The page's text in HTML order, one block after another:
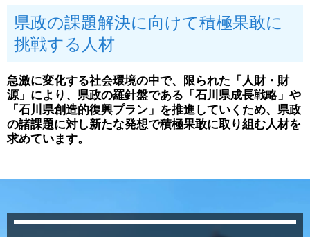
県政の課題解決に向けて積極果敢に
挑戦する人材
急激に変化する社会環境の中で、限られた「人財・財
源」により、県政の羅針盤である「石川県成長戦略」や
「石川県創造的復興プラン」を推進していくため、県政
の諸課題に対し新たな発想で積極果敢に取り組む人材を
求めています。